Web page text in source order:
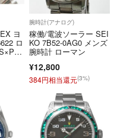
ヨ
ロ
腕時計(アナログ)
稼働/電波ソーラー SEI
KO 7B52-0AG0 メンズ
腕時計 ローマン
¥12,800
384円相当還元(3%)